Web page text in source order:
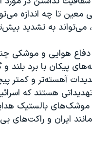
معین تا چه اندازه
می‌تواند به تشدید
هوایی و موشکی چند
پیکان با برد بلند و
آهسته‌تر و کمتر
هستند که
موشک‌های بالستیک
ایران و راکت‌های